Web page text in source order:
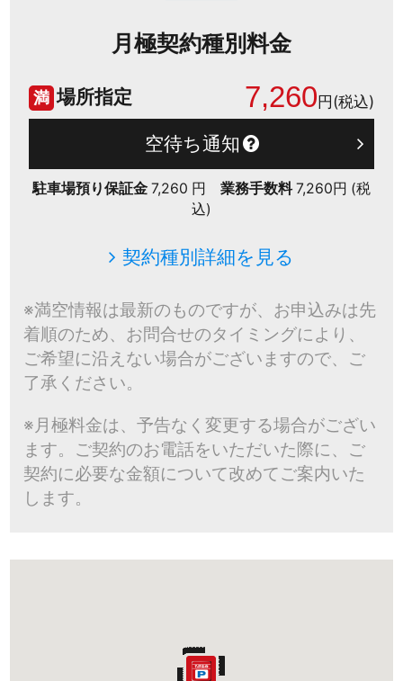
月極契約種別料金
満 場所指定 7,260円(税込)
空待ち通知
駐車場預り保証金 7,260 円 業務手数料7,260円 (税
込)
契約種別詳細を見る
※満空情報は最新のものですが、お申込みは先
着順のため、お問合せのタイミングにより、
ご希望に沿えない場合がございますので、ご
了承ください。
※月極料金は、予告なく変更する場合がござい
ます。ご契約のお電話をいただいた際に、ご
契約に必要な金額について改めてご案内いた
します。